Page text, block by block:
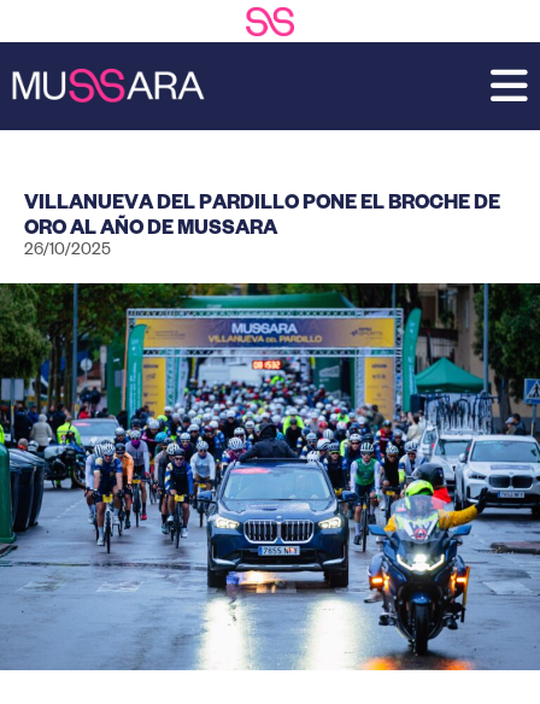
contenido
principal
VILLANUEVA DEL PARDILLO PONE EL BROCHE DE
ORO AL AÑO DE MUSSARA
26/10/2025